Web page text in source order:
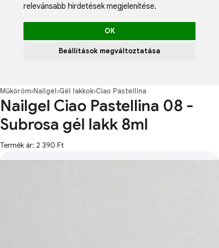
relevánsabb hirdetések megjelenítése.
OK
Beállítások megváltoztatása
Blog
Műköröm›Nailgel›Gél lakkok›Ciao Pastellina
Nailgel Ciao Pastellina 08 -
Subrosa gél lakk 8ml
Termék ár: 2 390 Ft